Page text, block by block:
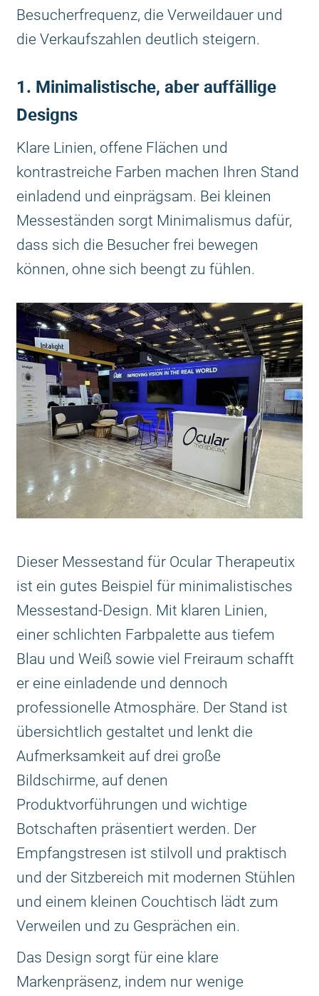
Besucherfrequenz, die Verweildauer und
die Verkaufszahlen deutlich steigern.
1. Minimalistische, aber auffällige
Designs
Klare Linien, offene Flächen und
kontrastreiche Farben machen Ihren Stand
einladend und einprägsam. Bei kleinen
Messeständen sorgt Minimalismus dafür,
dass sich die Besucher frei bewegen
können, ohne sich beengt zu fühlen.
Dieser Messestand für Ocular Therapeutix
ist ein gutes Beispiel für minimalistisches
Messestand-Design. Mit klaren Linien,
einer schlichten Farbpalette aus tiefem
Blau und Weiß sowie viel Freiraum schafft
er eine einladende und dennoch
professionelle Atmosphäre. Der Stand ist
übersichtlich gestaltet und lenkt die
Aufmerksamkeit auf drei große
Bildschirme, auf denen
Produktvorführungen und wichtige
Botschaften präsentiert werden. Der
Empfangstresen ist stilvoll und praktisch
und der Sitzbereich mit modernen Stühlen
und einem kleinen Couchtisch lädt zum
Verweilen und zu Gesprächen ein.
Das Design sorgt für eine klare
Markenpräsenz, indem nur wenige